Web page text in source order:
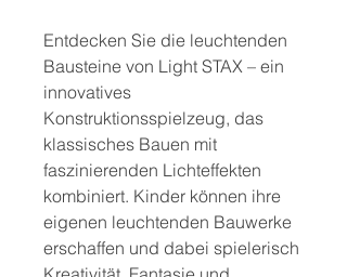
Entdecken Sie die leuchtenden
Bausteine von Light STAX – ein
innovatives
Konstruktionsspielzeug, das
klassisches Bauen mit
faszinierenden Lichteffekten
kombiniert. Kinder können ihre
eigenen leuchtenden Bauwerke
erschaffen und dabei spielerisch